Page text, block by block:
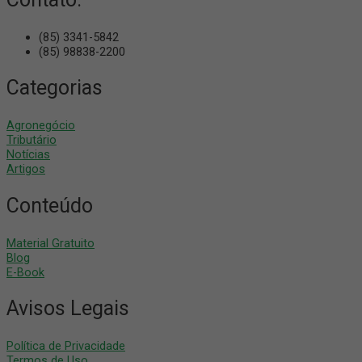
(85) 3341-5842
(85) 98838-2200
Categorias
Agronegócio
Tributário
Notícias
Artigos
Conteúdo
Material Gratuito
Blog
E-Book
Avisos Legais
Política de Privacidade